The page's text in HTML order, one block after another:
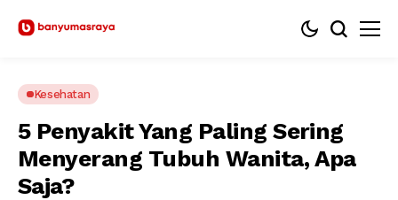
Kesehatan
5 Penyakit Yang Paling Sering
Menyerang Tubuh Wanita, Apa
Saja?